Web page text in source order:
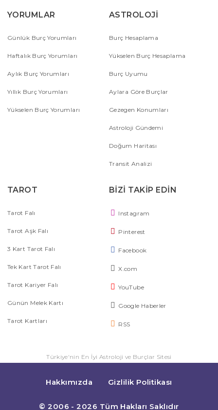
YORUMLAR
Günlük Burç Yorumları
Haftalık Burç Yorumları
Aylık Burç Yorumları
Yıllık Burç Yorumları
Yükselen Burç Yorumları
ASTROLOJİ
Burç Hesaplama
Yükselen Burç Hesaplama
Burç Uyumu
Aylara Göre Burçlar
Gezegen Konumları
Astroloji Gündemi
Doğum Haritası
Transit Analizi
TAROT
Tarot Falı
Tarot Aşk Falı
3 Kart Tarot Falı
Tek Kart Tarot Falı
Tarot Kariyer Falı
Günün Melek Kartı
Tarot Kartları
BİZİ TAKİP EDİN
Instagram
Pinterest
Facebook
X.com
YouTube
Google Haberler
RSS
Türkiye'nin En İyi Astroloji ve Burçlar Sitesi
Hakkımızda Gizlilik Politikası
© 2006 - 2026 Tüm Hakları Saklıdır